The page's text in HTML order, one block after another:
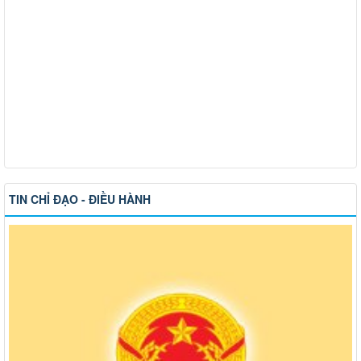
TIN CHỈ ĐẠO - ĐIỀU HÀNH